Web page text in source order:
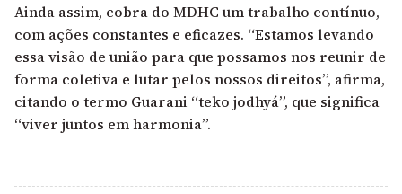
Ainda assim, cobra do MDHC um trabalho contínuo,
com ações constantes e eficazes. “Estamos levando
essa visão de união para que possamos nos reunir de
forma coletiva e lutar pelos nossos direitos”, afirma,
citando o termo Guarani “teko jodhyá”, que significa
“viver juntos em harmonia”.